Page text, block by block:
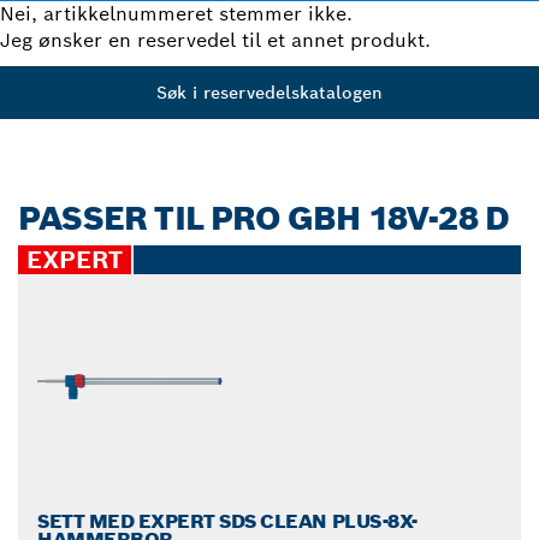
Nei, artikkelnummeret stemmer ikke.
Jeg ønsker en reservedel til et annet produkt.
Søk i reservedelskatalogen
PASSER TIL PRO GBH 18V-28 D
EXPERT
SETT MED EXPERT SDS CLEAN PLUS-8X-